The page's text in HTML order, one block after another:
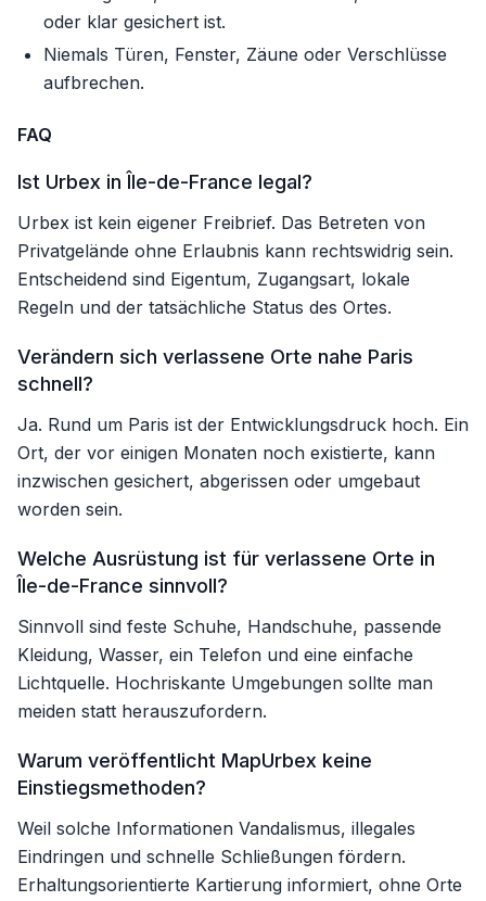
oder klar gesichert ist.
Niemals Türen, Fenster, Zäune oder Verschlüsse
aufbrechen.
FAQ
Ist Urbex in Île-de-France legal?
Urbex ist kein eigener Freibrief. Das Betreten von
Privatgelände ohne Erlaubnis kann rechtswidrig sein.
Entscheidend sind Eigentum, Zugangsart, lokale
Regeln und der tatsächliche Status des Ortes.
Verändern sich verlassene Orte nahe Paris
schnell?
Ja. Rund um Paris ist der Entwicklungsdruck hoch. Ein
Ort, der vor einigen Monaten noch existierte, kann
inzwischen gesichert, abgerissen oder umgebaut
worden sein.
Welche Ausrüstung ist für verlassene Orte in
Île-de-France sinnvoll?
Sinnvoll sind feste Schuhe, Handschuhe, passende
Kleidung, Wasser, ein Telefon und eine einfache
Lichtquelle. Hochriskante Umgebungen sollte man
meiden statt herauszufordern.
Warum veröffentlicht MapUrbex keine
Einstiegsmethoden?
Weil solche Informationen Vandalismus, illegales
Eindringen und schnelle Schließungen fördern.
Erhaltungsorientierte Kartierung informiert, ohne Orte